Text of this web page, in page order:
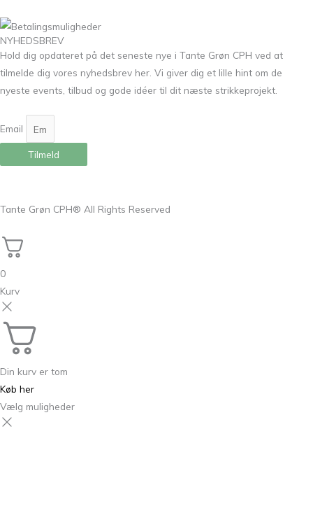
NYHEDSBREV
Hold dig opdateret på det seneste nye i Tante Grøn CPH ved at
tilmelde dig vores nyhedsbrev her. Vi giver dig et lille hint om de
nyeste events, tilbud og gode idéer til dit næste strikkeprojekt.
Email
Tilmeld
Tante Grøn CPH® All Rights Reserved
0
Kurv
Din kurv er tom
Køb her
Vælg muligheder